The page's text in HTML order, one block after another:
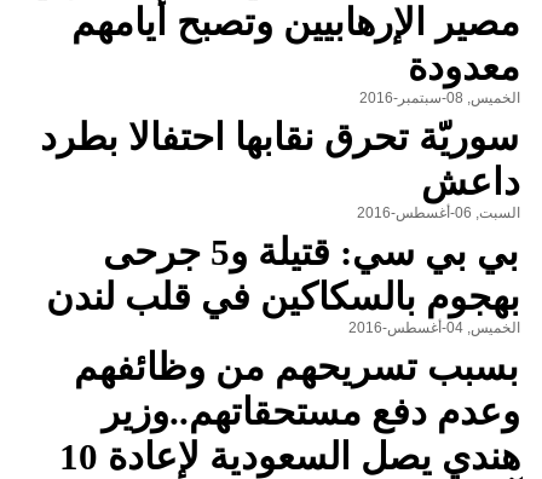
مصير الإرهابيين وتصبح أيامهم
معدودة
الخميس, 08-سبتمبر-2016
سوريّة تحرق نقابها احتفالا بطرد
داعش
السبت, 06-أغسطس-2016
بي بي سي: قتيلة و5 جرحى
بهجوم بالسكاكين في قلب لندن
الخميس, 04-أغسطس-2016
بسبب تسريحهم من وظائفهم
وعدم دفع مستحقاتهم..وزير
هندي يصل السعودية لإعادة 10